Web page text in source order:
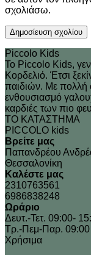
σχολιάσω.
Piccolo Kids
Το Piccolo Kids,
Κορδελιό. Έτσι
παιδιών. Με πολλή
ενθουσιασμό
καρδιές των πιο
ΤΟ ΚΑΤΑΣΤΗΜΑ
PICCOLO kids
Βρείτε μας
Παπανδρέου
Θεσσαλονίκη
Καλέστε μας
2310763561
6986838248
Ωράριο
Δευτ.-Τετ. 09:00-
Τρ.-Πεμ-Παρ. 09:00
Xρήσιμα